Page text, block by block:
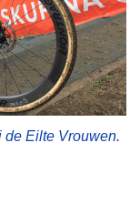
Eilte Vrouwen.